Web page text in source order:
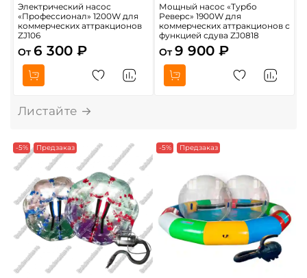
Электрический насос
«Профессионал» 1200W для
коммерческих аттракционов
ZJ106
От 6 300 ₽
Мощный насос «Турбо
Реверс» 1900W для
коммерческих аттракционов с
функцией сдува ZJ0818
От 9 900 ₽
-5% Предзаказ -5% Предзаказ